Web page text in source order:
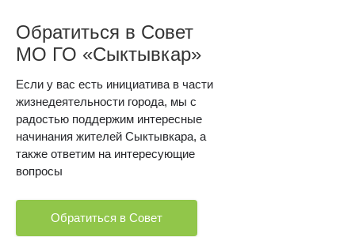
Обратиться в Совет
МО ГО «Сыктывкар»
Если у вас есть инициатива в части
жизнедеятельности города, мы с
радостью поддержим интересные
начинания жителей Сыктывкара, а
также ответим на интересующие
вопросы
Обратиться в Совет